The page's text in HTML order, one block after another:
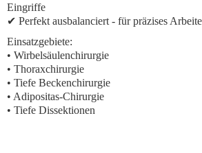
Eingriffe
✔ Perfekt ausbalanciert - für präzises
Einsatzgebiete:
• Wirbelsäulenchirurgie
• Thoraxchirurgie
• Tiefe Beckenchirurgie
• Adipositas-Chirurgie
• Tiefe Dissektionen